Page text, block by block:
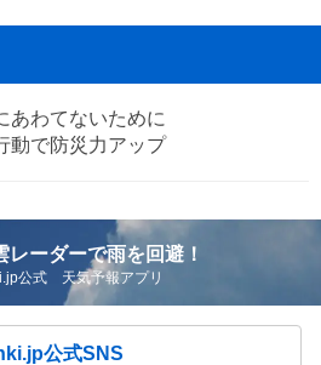
あわてないために
動で防災力アップ
レーダーで雨を回避！
公式 天気予報アプリ
公式SNS